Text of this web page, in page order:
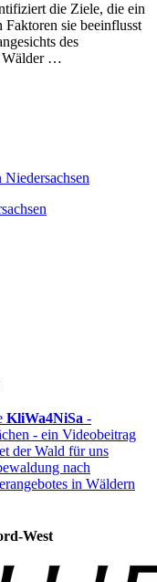
die Ziele, die ein
sie beeinflusst
des
Wälder …
KliWa4NiSa -
- ein Videobeitrag
der Wald für uns
nach
in Wäldern
West